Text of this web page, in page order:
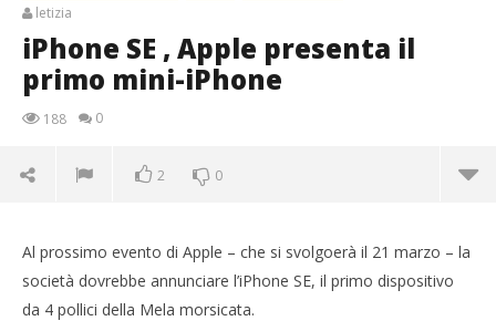
letizia
iPhone SE , Apple presenta il
primo mini-iPhone
188 0
2 0
Al prossimo evento di Apple – che si svolgoerà il 21 marzo – la
società dovrebbe annunciare l’iPhone SE, il primo dispositivo
da 4 pollici della Mela morsicata.